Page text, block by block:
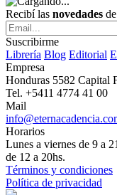
Recibí las novedades
Suscribirme
Librería Blog Editorial
Empresa
Honduras 5582 Capital
Tel. +5411 4774 41 00
Mail
Horarios
Lunes a viernes de 9 a
de 12 a 20hs.
Términos y condiciones
Política de privacidad